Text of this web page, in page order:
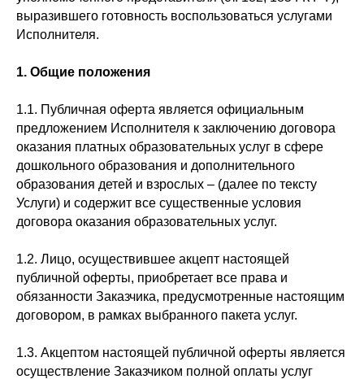
выразившего готовность воспользоваться услугами
Исполнителя.
1. Общие положения
1.1. Публичная оферта является официальным
предложением Исполнителя к заключению договора
оказания платных образовательных услуг в сфере
дошкольного образования и дополнительного
образования детей и взрослых – (далее по тексту
Услуги) и содержит все существенные условия
договора оказания образовательных услуг.
1.2. Лицо, осуществившее акцепт настоящей
публичной оферты, приобретает все права и
обязанности Заказчика, предусмотренные настоящим
договором, в рамках выбранного пакета услуг.
1.3. Акцептом настоящей публичной оферты является
осуществление Заказчиком полной оплаты услуг